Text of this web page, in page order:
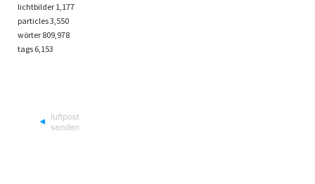
lichtbilder 1,177
particles3,550
wörter 809,978
tags 6,153